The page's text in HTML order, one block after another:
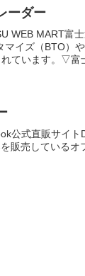
ーダー
WEB MART富
イズ（BTO）
れています。▽富
公式直販サイト
販売している